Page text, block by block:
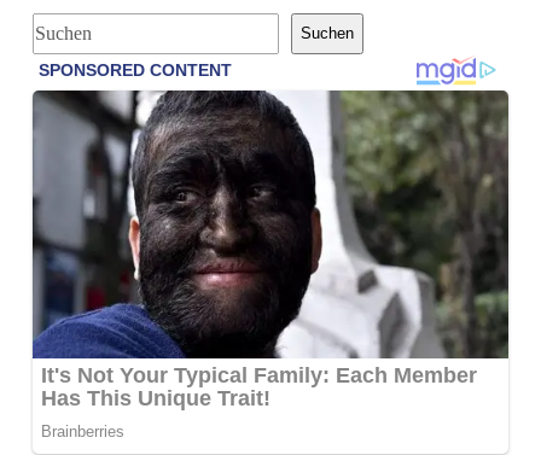
S
u
Suchen